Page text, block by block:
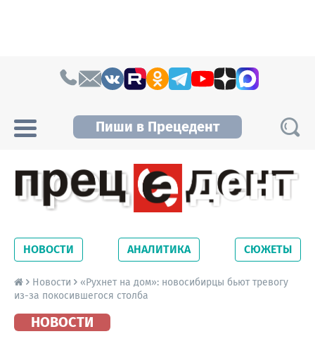
Пиши в Прецедент
Новосибирской области. Читайте свежие
новости на сайте сетевого издания
Precedent.
НОВОСТИ АНАЛИТИКА СЮЖЕТЫ
Новости
«Рухнет на дом»: новосибирцы бьют тревогу
из-за покосившегося столба
НОВОСТИ